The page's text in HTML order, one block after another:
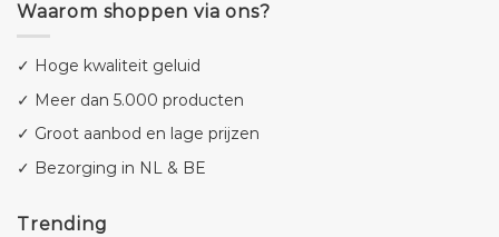
Waarom shoppen via ons?
✓ Hoge kwaliteit geluid
✓ Meer dan 5.000 producten
✓ Groot aanbod en lage prijzen
✓ Bezorging in NL & BE
Trending